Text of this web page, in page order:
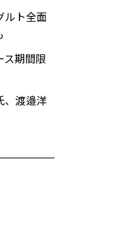
ルト全面
ス期間限
、渡邉洋